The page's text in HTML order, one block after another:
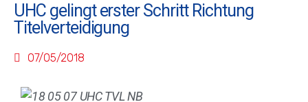
UHC gelingt erster Schritt Richtung
Titelverteidigung
07/05/2018